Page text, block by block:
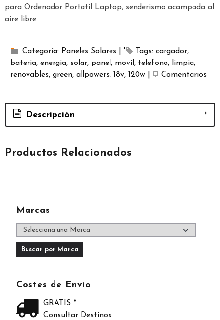
Marcas
Costes de Envío
GRATIS *
Consultar Destinos
para Ordenador Portatil Laptop, senderismo acampada al
aire libre
Categoría: Paneles Solares Tags: cargador
bateria energia solar panel movil telefono
limpia
renovables green allpowers 18v 120w Comentarios
Descripción
Productos Relacionados